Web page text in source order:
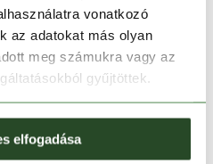
vonatkozó
az adatokat más olyan
meg számukra vagy az
gyűjtöttek.
elfogadása
000 Ft felett